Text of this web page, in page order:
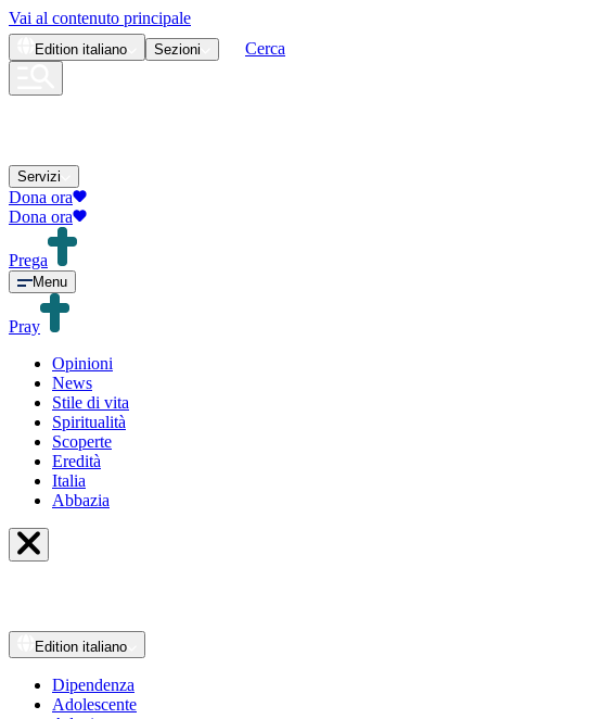
Vai al contenuto principale
Edition italiano Sezioni Cerca
Servizi
Dona ora
Dona ora
Prega
Menu
Pray
Opinioni
News
Stile di vita
Spiritualità
Scoperte
Eredità
Italia
Abbazia
Edition italiano
Dipendenza
Adolescente